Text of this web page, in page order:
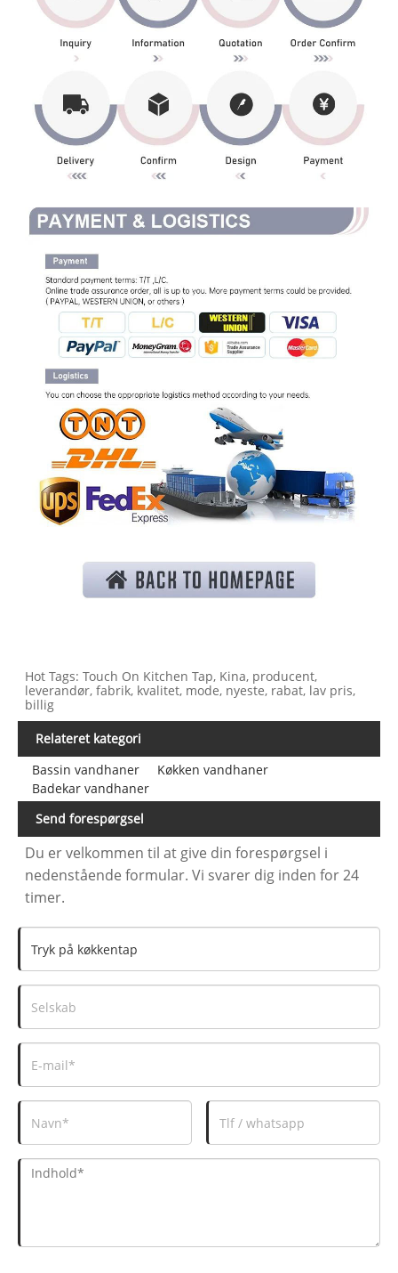
Hot Tags: Touch On Kitchen Tap, Kina, producent,
leverandør, fabrik, kvalitet, mode, nyeste, rabat, lav pris,
billig
Relateret kategori
Bassin vandhaner
Køkken vandhaner
Badekar vandhaner
Send forespørgsel
Du er velkommen til at give din forespørgsel i
nedenstående formular. Vi svarer dig inden for 24
timer.